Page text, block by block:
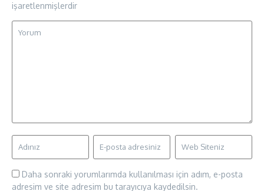
işaretlenmişlerdir
Daha sonraki yorumlarımda kullanılması için adım, e-posta
adresim ve site adresim bu tarayıcıya kaydedilsin.